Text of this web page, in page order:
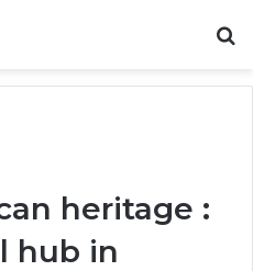
heritage :
hub in